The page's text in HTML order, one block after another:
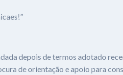
depois de termos adotado
de orientação e apoio para